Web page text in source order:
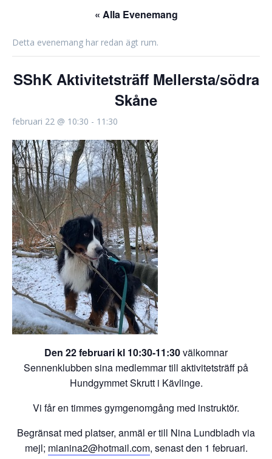
« Alla Evenemang
Detta evenemang har redan ägt rum.
SShK Aktivitetsträff Mellersta/södra
Skåne
februari 22 @ 10:30 - 11:30
Den 22 februari kl 10:30-11:30välkomnar
Sennenklubben sina medlemmar till aktivitetsträff på
Hundgymmet Skrutt i Kävlinge.
Vi får en timmes gymgenomgång med instruktör.
Begränsat med platser, anmäl er till Nina Lundbladh via
mejl; mianina2@hotmail.com, senast den 1 februari.